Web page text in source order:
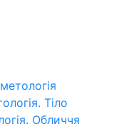
Тіло
Обличчя